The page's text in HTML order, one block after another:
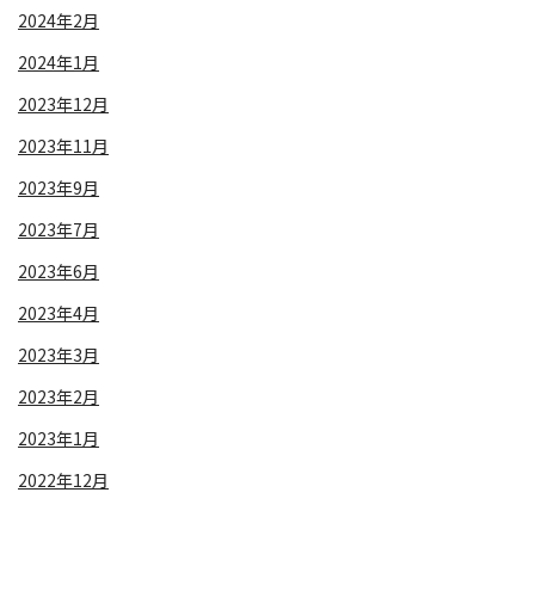
2024年2月
2024年1月
2023年12月
2023年11月
2023年9月
2023年7月
2023年6月
2023年4月
2023年3月
2023年2月
2023年1月
2022年12月